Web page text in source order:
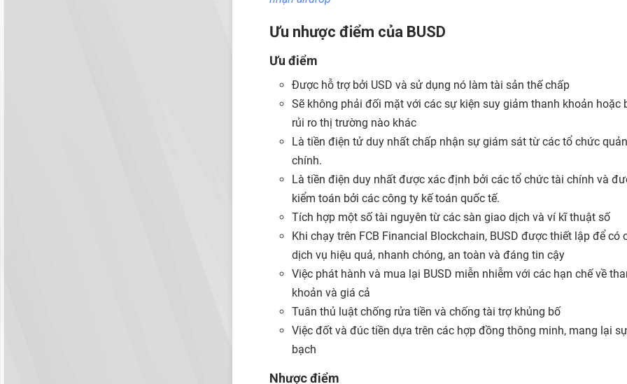
Ưu nhược điểm của BUSD
Ưu điểm
Được hỗ trợ bởi USD và sử dụng nó làm tài sản thế chấp
Sẽ không phải đối mặt với các sự kiện suy giảm thanh khoản hoặc
rủi ro thị trường nào khác
Là tiền điện tử duy nhất chấp nhận sự giám sát từ các tổ chức
chính.
Là tiền điện duy nhất được xác định bởi các tổ chức tài chính và
kiểm toán bởi các công ty kế toán quốc tế.
Tích hợp một số tài nguyên từ các sàn giao dịch và ví kĩ thuật số
Khi chạy trên FCB Financial Blockchain, BUSD được thiết lập để có
dịch vụ hiệu quả, nhanh chóng, an toàn và đáng tin cậy
Việc phát hành và mua lại BUSD miễn nhiễm với các hạn chế về
khoản và giá cả
Tuân thủ luật chống rửa tiền và chống tài trợ khủng bố
Việc đốt và đúc tiền dựa trên các hợp đồng thông minh, mang lại
bạch
Nhược điểm